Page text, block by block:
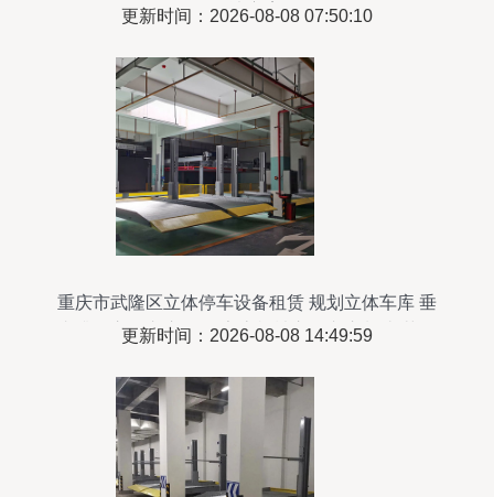
解决方案
更新时间：2026-08-08 07:50:10
重庆市武隆区立体停车设备租赁 规划立体车库 垂
直升降立体车库租用 家庭机械立体车库制造 莱贝
更新时间：2026-08-08 14:49:59